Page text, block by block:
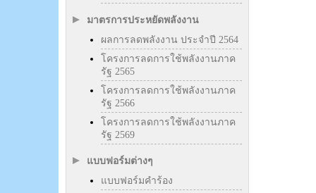
มาตรการประหยัดพลังงาน
ผลการลดพลังงาน ประจำปี 2564
โครงการลดการใช้พลังงานภาค
รัฐ 2565
โครงการลดการใช้พลังงานภาค
รัฐ 2566
โครงการลดการใช้พลังงานภาค
รัฐ 2569
แบบฟอร์มต่างๆ
แบบฟอร์มคำร้อง